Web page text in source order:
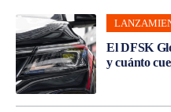
El DFSK
y cuánto